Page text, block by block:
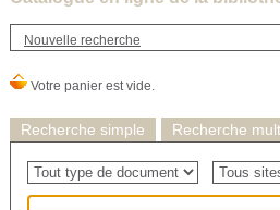
Nouvelle recherche
Recherche simple Recherche